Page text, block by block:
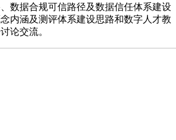
数据合规可信路径及数据信任体系建设
内涵及测评体系建设思路和数字人才教
论交流。